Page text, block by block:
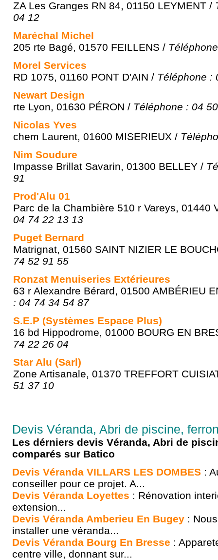
ZA Les Granges RN 84, 01150 LEYMENT /
04 12
Maréchal Michel
205 rte Bagé, 01570 FEILLENS /
Morel Services
RD 1075, 01160 PONT D'AIN / Téléphone :
Newart Design
rte Lyon, 01630 PÉRON / Téléphone : 04
Nicolas Yves
chem Laurent, 01600 MISERIEUX /
Nim Soudure
Impasse Brillat Savarin, 01300 BELLEY /
91
Prod'Alu 01
Parc de la Chambière 510 r Vareys, 01440
04 74 22 13 13
Puget Bernard
Matrignat, 01560 SAINT NIZIER LE
74 52 91 55
Ronzat Menuiseries Extérieures
63 r Alexandre Bérard, 01500 AMBÉRIEU
: 04 74 34 54 87
S.E.P (Systèmes Espace Plus)
16 bd Hippodrome, 01000 BOURG EN
74 22 26 04
Star Alu (Sarl)
Zone Artisanale, 01370 TREFFORT
51 37 10
Devis Véranda, Abri de piscine,
Les dérniers devis Véranda, Abri de
comparés sur Batico
Devis Véranda VILLARS LES DOMBES :
conseiller pour ce projet. A...
Devis Véranda Loyettes : Rénovation
extension...
Devis Véranda Amberieu En Bugey :
installer une véranda...
Devis Véranda Bourg En Bresse :
centre ville, donnant sur...